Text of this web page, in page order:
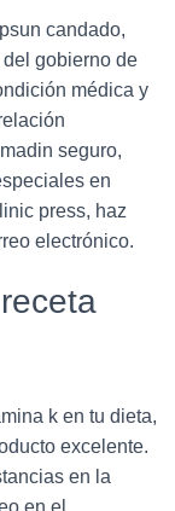
candado,
gobierno de
médica y
seguro,
en
press, haz
electrónico.
k en tu dieta,
excelente.
en la
en el